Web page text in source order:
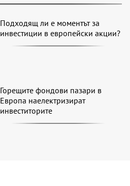
Подходящ ли е моментът за
инвестиции в европейски акции?
Горещите фондови пазари в
Европа наелектризират
инвеститорите